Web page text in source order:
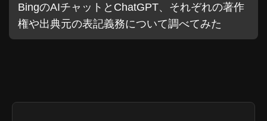
BingのAIチャットとChatGPT、それぞれの著作
権や出典元の表記義務について調べてみた